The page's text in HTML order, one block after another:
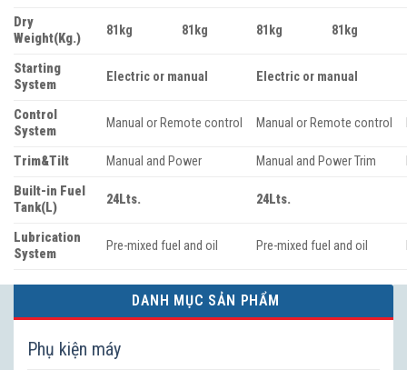
Dry
Weight(Kg.)
81kg 81kg 81kg 81kg
Starting
System
Electric or manual Electric or manual
Control
System
Manual or Remote control Manual or Remote control
Trim&Tilt Manual and Power Manual and Power Trim
Built-in Fuel
Tank(L)
24Lts. 24Lts.
Lubrication
System
Pre-mixed fuel and oil Pre-mixed fuel and oil
DANH MỤC SẢN PHẨM
Phụ kiện máy